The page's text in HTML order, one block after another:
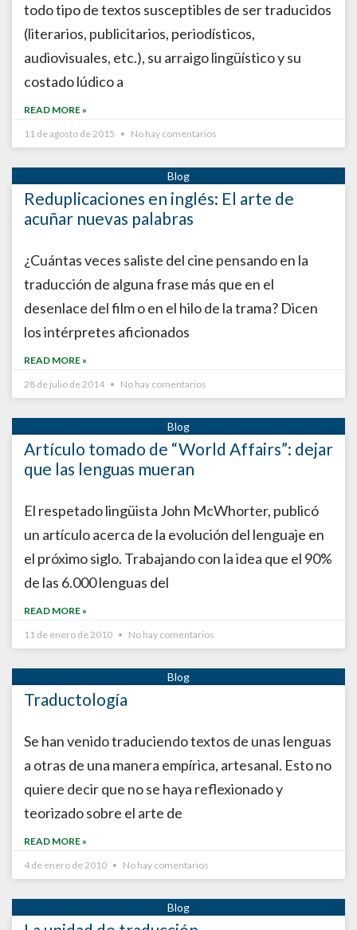
todo tipo de textos susceptibles de ser traducidos
(literarios, publicitarios, periodísticos,
audiovisuales, etc.), su arraigo lingüístico y su
costado lúdico a
READ MORE »
11 de agosto de 2015
No hay comentarios
Reduplicaciones en inglés: El arte de
acuñar nuevas palabras
¿Cuántas veces saliste del cine pensando en la
traducción de alguna frase más que en el
desenlace del film o en el hilo de la trama? Dicen
los intérpretes aficionados
READ MORE »
28 de julio de 2014
No hay comentarios
Artículo tomado de “World Affairs”: dejar
que las lenguas mueran
El respetado lingüista John McWhorter, publicó
un artículo acerca de la evolución del lenguaje en
el próximo siglo. Trabajando con la idea que el 90%
de las 6.000 lenguas del
READ MORE »
11 de enero de 2010
No hay comentarios
Traductología
Se han venido traduciendo textos de unas lenguas
a otras de una manera empírica, artesanal. Esto no
quiere decir que no se haya reflexionado y
teorizado sobre el arte de
READ MORE »
4 de enero de 2010
No hay comentarios